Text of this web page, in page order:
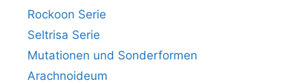
Rockoon Serie
Seltrisa Serie
Mutationen und Sonderformen
Arachnoideum